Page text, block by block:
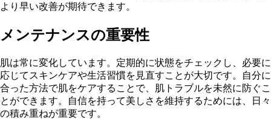
より早い改善が期待できます。
メンテナンスの重要性
肌は常に変化しています。定期的に状態をチェックし、必要に
応じてスキンケアや生活習慣を見直すことが大切です。自分に
合った方法で肌をケアすることで、肌トラブルを未然に防ぐこ
とができます。自信を持って美しさを維持するためには、日々
の積み重ねが重要です。